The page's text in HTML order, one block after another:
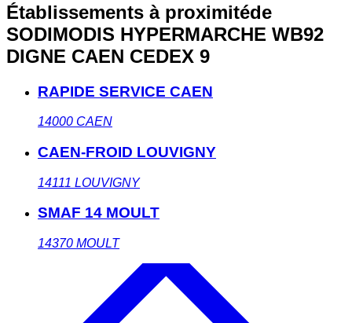
Établissements à proximitéde
SODIMODIS HYPERMARCHE WB92
DIGNE CAEN CEDEX 9
RAPIDE SERVICE CAEN
14000 CAEN
CAEN-FROID LOUVIGNY
14111 LOUVIGNY
SMAF 14 MOULT
14370 MOULT